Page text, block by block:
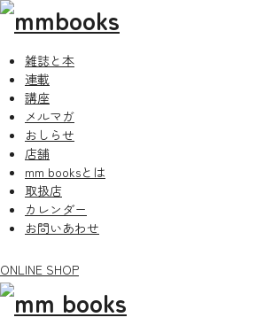
雑誌と本
連載
講座
メルマガ
おしらせ
店舗
mm booksとは
取扱店
カレンダー
お問いあわせ
ONLINE SHOP